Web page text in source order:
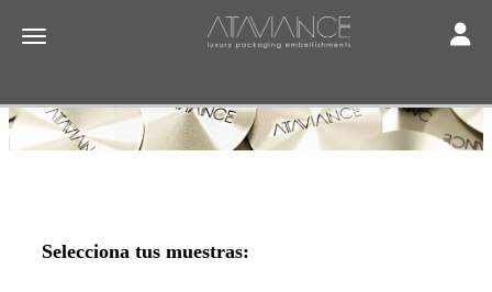
Toggle navigation
Selecciona tus muestras: